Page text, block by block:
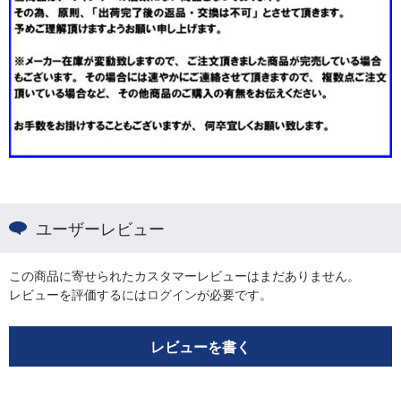
ユーザーレビュー
この商品に寄せられたカスタマーレビューはまだありません。
レビューを評価するにはログインが必要です。
レビューを書く